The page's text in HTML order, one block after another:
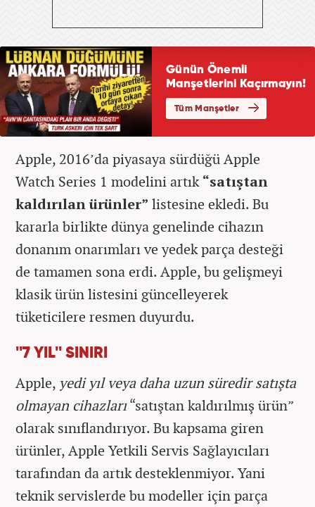
Apple, 2016’da piyasaya sürdüğü Apple
Watch Series 1 modelini artık“satıştan
kaldırılan ürünler” listesine ekledi. Bu
kararla birlikte dünya genelinde cihazın
donanım onarımları ve yedek parça desteği
de tamamen sona erdi. Apple, bu gelişmeyi
klasik ürün listesini güncelleyerek
tüketicilere resmen duyurdu.
''7 YIL'' SINIRI
Apple, yedi yıl veya daha uzun süredir satışta
olmayan cihazları“satıştan kaldırılmış ürün”
olarak sınıflandırıyor. Bu kapsama giren
ürünler, Apple Yetkili Servis Sağlayıcıları
tarafından da artık desteklenmiyor. Yani
teknik servislerde bu modeller için parça